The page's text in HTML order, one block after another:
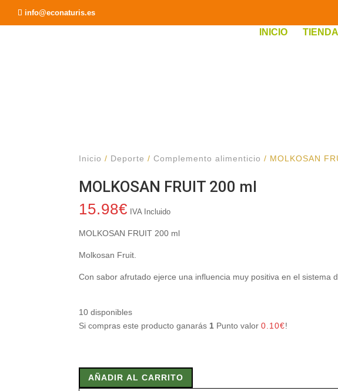
info@econaturis.es
INICIO TIENDA
Inicio / Deporte /Complemento alimenticio / MOLKOSAN
MOLKOSAN FRUIT 200 ml
15.98€ IVA Incluido
MOLKOSAN FRUIT 200 ml
Molkosan Fruit.
Con sabor afrutado ejerce una influencia muy positiva en el sistema
10 disponibles
Si compras este producto ganarás 1 Punto valor0.10€!
FRUIT
200AÑADIR AL CARRITO